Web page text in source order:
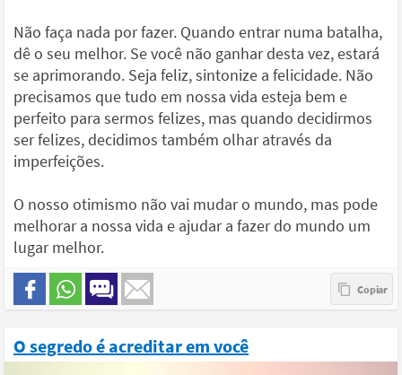
Não faça nada por fazer. Quando entrar numa batalha,
dê o seu melhor. Se você não ganhar desta vez, estará
se aprimorando. Seja feliz, sintonize a felicidade. Não
precisamos que tudo em nossa vida esteja bem e
perfeito para sermos felizes, mas quando decidirmos
ser felizes, decidimos também olhar através da
imperfeições.
O nosso otimismo não vai mudar o mundo, mas pode
melhorar a nossa vida e ajudar a fazer do mundo um
lugar melhor.
O segredo é acreditar em você